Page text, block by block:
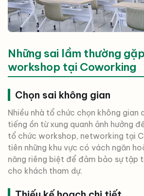
Những sai lầm thường
workshop tại Coworking
Chọn sai không gian
Nhiều nhà tổ chức chọn không gian
tiếng ồn từ xung quanh ảnh hưởng
tổ chức workshop, networking tại
tiên những khu vực có vách ngăn
năng riêng biệt để đảm bảo sự tập
cho khách tham dự.